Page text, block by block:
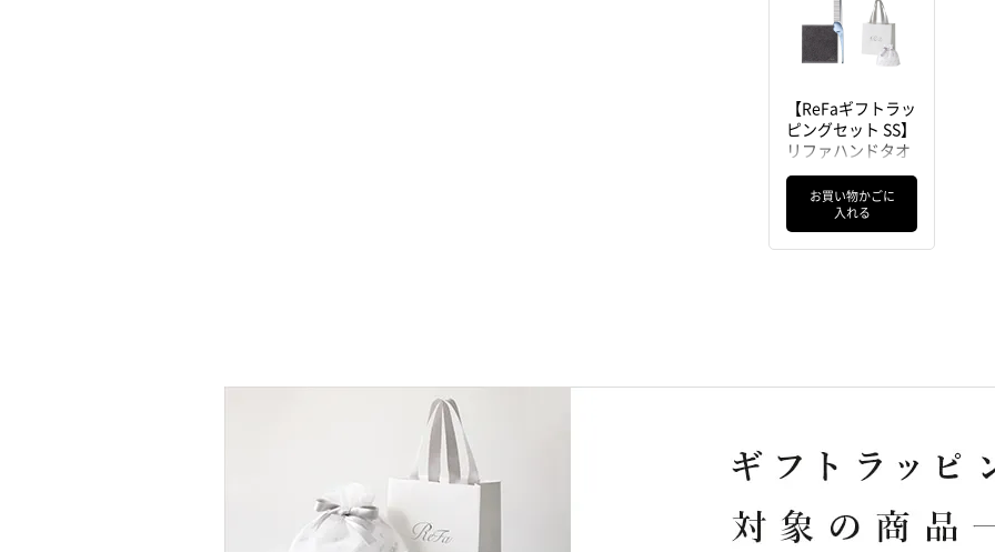
【ReFaギフトラッ
ピングセット SS】
リファハンドタオ
ー） & リファハー
トコーム アイラ
（アクアブルー）
お買い物かごに
入れる